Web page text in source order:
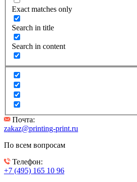
Exact matches only
Search in title
Search in content
Почта:
zakaz@printing-print.ru
По всем вопросам
Телефон:
+7 (495) 165 10 96